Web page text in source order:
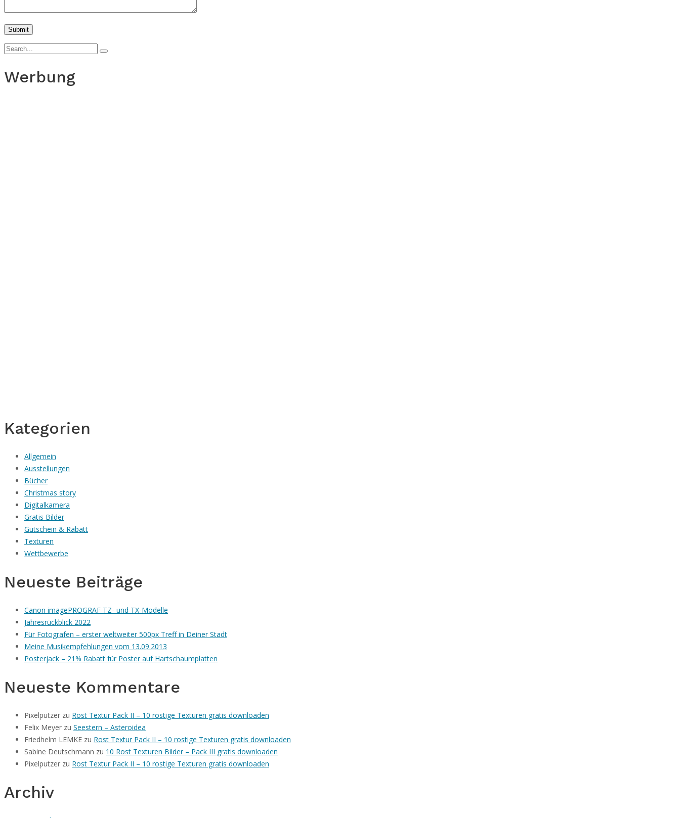
Werbung
Kategorien
Allgemein
Ausstellungen
Bücher
Christmas story
Digitalkamera
Gratis Bilder
Gutschein & Rabatt
Texturen
Wettbewerbe
Neueste Beiträge
Canon imagePROGRAF TZ- und TX-Modelle
Jahresrückblick 2022
Für Fotografen – erster weltweiter 500px Treff in Deiner Stadt
Meine Musikempfehlungen vom 13.09.2013
Posterjack – 21% Rabatt für Poster auf Hartschaumplatten
Neueste Kommentare
Pixelputzer zu Rost Textur Pack II – 10 rostige Texturen gratis downloaden
Felix Meyer zu Seestern – Asteroidea
Friedhelm LEMKE zu Rost Textur Pack II – 10 rostige Texturen gratis downloaden
Sabine Deutschmann zu 10 Rost Texturen Bilder – Pack III gratis downloaden
Pixelputzer zu Rost Textur Pack II – 10 rostige Texturen gratis downloaden
Archiv